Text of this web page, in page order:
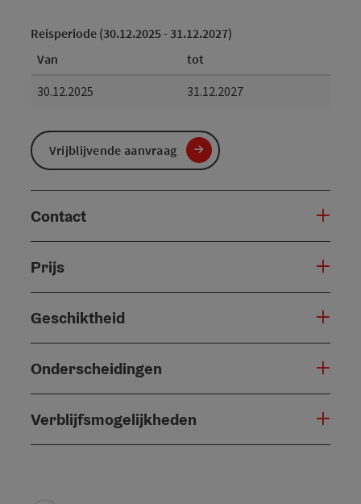
Reisperiode (30.12.2025 - 31.12.2027)
Van
tot
30.12.2025
31.12.2027
Vrijblijvende aanvraag
Contact
Prijs
Geschiktheid
Onderscheidingen
Verblijfsmogelijkheden